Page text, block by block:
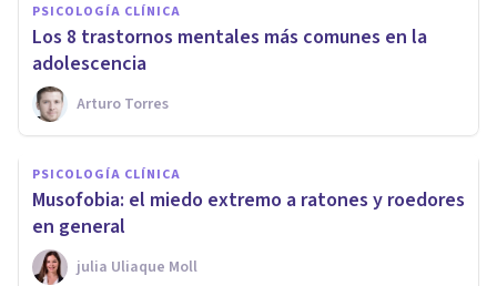
PSICOLOGÍA CLÍNICA
Los 8 trastornos mentales más comunes en la
adolescencia
Arturo Torres
PSICOLOGÍA CLÍNICA
Musofobia: el miedo extremo a ratones y roedores
en general
​julia Uliaque Moll
PSICOLOGÍA CLÍNICA
Ligirofobia (miedo a los
sonidos fuertes): síntomas,
causas y tratamiento
Grecia Guzmán Martínez